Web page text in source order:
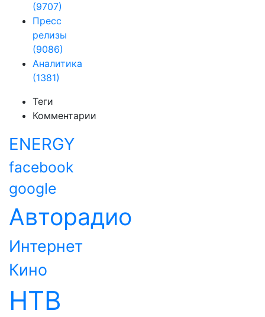
(9707)
Пресс
релизы
(9086)
Аналитика
(1381)
Теги
Комментарии
ENERGY
facebook
google
Авторадио
Интернет
Кино
НТВ